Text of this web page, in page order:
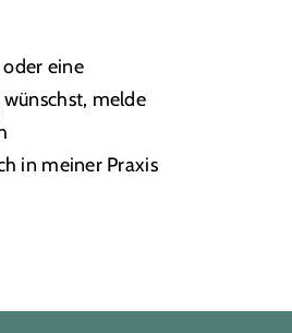
eine
melde
in meiner Praxis